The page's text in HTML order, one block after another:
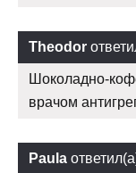
Theodor
Шоколадно-
врачом
Paula